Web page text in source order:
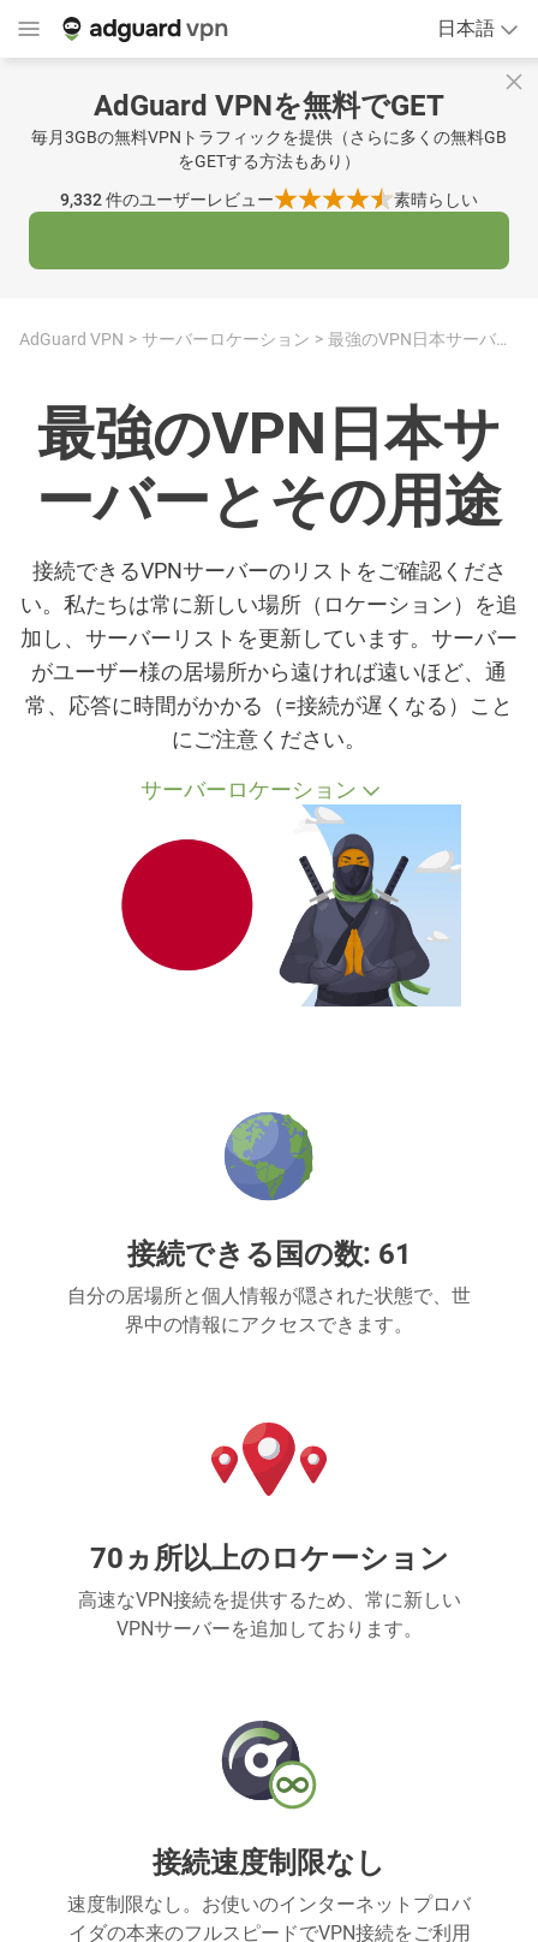
日本語
AdGuard VPNを無料でGET
毎月3GBの無料VPNトラフィックを提供（さらに多くの無料GB
をGETする方法もあり）
9,332件のユーザーレビュー 素晴らしい
AdGuard VPN サーバーロケーション 最強のVPN日本サーバーとその用途
最強のVPN日本サ
ーバーとその用途
接続できるVPNサーバーのリストをご確認くださ
い。私たちは常に新しい場所（ロケーション）を追
加し、サーバーリストを更新しています。サーバー
がユーザー様の居場所から遠ければ遠いほど、通
常、応答に時間がかかる（=接続が遅くなる）こと
にご注意ください。
サーバーロケーション
接続できる国の数: 61
自分の居場所と個人情報が隠された状態で、世
界中の情報にアクセスできます。
70ヵ所以上のロケーション
高速なVPN接続を提供するため、常に新しい
VPNサーバーを追加しております。
接続速度制限なし
速度制限なし。お使いのインターネットプロバ
イダの本来のフルスピードでVPN接続をご利用